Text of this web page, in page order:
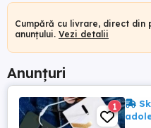
Cumpără cu livrare, direct din
anunțului. Vezi detalii
Anunțuri
1